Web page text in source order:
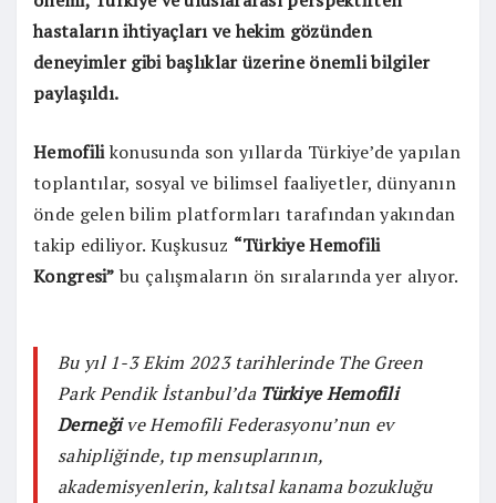
hastaların ihtiyaçları ve hekim gözünden
deneyimler gibi başlıklar üzerine önemli bilgiler
paylaşıldı.
Hemofilikonusunda son yıllarda Türkiye’de yapılan
toplantılar, sosyal ve bilimsel faaliyetler, dünyanın
önde gelen bilim platformları tarafından yakından
takip ediliyor. Kuşkusuz “Türkiye Hemofili
Kongresi” bu çalışmaların ön sıralarında yer alıyor.
Bu yıl 1-3 Ekim 2023 tarihlerinde The Green
Park Pendik İstanbul’da Türkiye Hemofili
Derneğive Hemofili Federasyonu’nun ev
sahipliğinde, tıp mensuplarının,
akademisyenlerin, kalıtsal kanama bozukluğu